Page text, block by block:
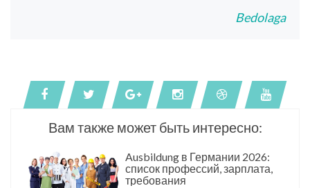
Bedolaga
Вам также может быть интересно:
Ausbildung в Германии 2026:
список профессий, зарплата,
требования